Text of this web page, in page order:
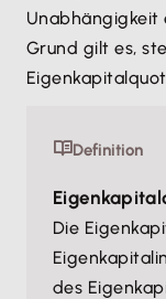
Unabhängigkeit
Grund gilt es,
Definition
Die
des